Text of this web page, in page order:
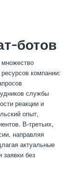
ботов
множество
компании:
службы
реакции и
опыт,
В-третьих,
направляя
актуальные
без